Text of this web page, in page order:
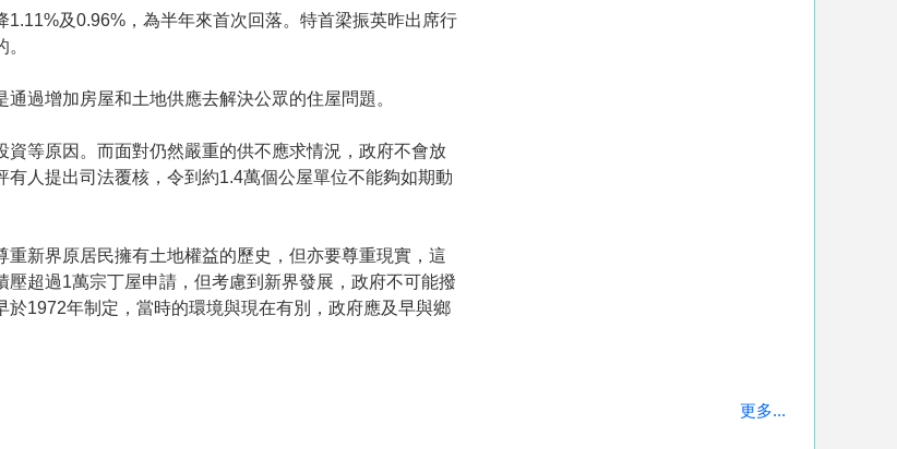
及0.96%，為半年來首次回落。特首梁振英昨出席行
過增加房屋和土地供應去解決公眾的住屋問題。
等原因。而面對仍然嚴重的供不應求情況，政府不會放
人提出司法覆核，令到約1.4萬個公屋單位不能夠如期動
新界原居民擁有土地權益的歷史，但亦要尊重現實，這
超過1萬宗丁屋申請，但考慮到新界發展，政府不可能撥
1972年制定，當時的環境與現在有別，政府應及早與鄉
更多...